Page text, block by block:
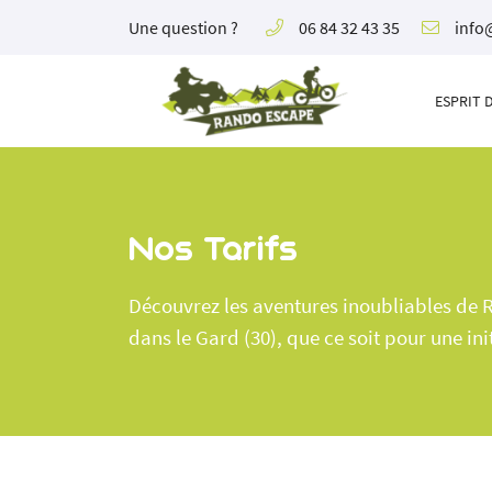
Une question ? 06 84 32 43 35
ESPRIT
Par
Nos Tarifs
Découvrez les aventures inoubliables de
dans le Gard (30), que ce soit pour une